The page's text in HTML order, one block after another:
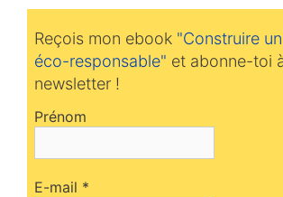
Reçois mon ebook "Construire
éco-responsable" et abonne-toi
newsletter !
Prénom
E-mail *